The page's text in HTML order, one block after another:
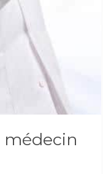
médecin